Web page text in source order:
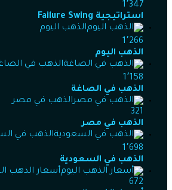
1٬347
استراتيجية Failure Swing
الذهب اليوم
1٬266
الذهب اليوم
الذهب في
1٬158
الذهب في الصاغة
الذهب في مصر
321
الذهب في مصر
الذهب في
1٬698
الذهب في السعودية
أسعار الذهب
672